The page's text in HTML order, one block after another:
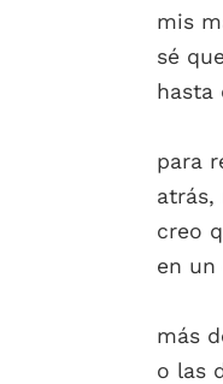
mis
sé
hasta
para
atrás,
creo
en un
más
o las